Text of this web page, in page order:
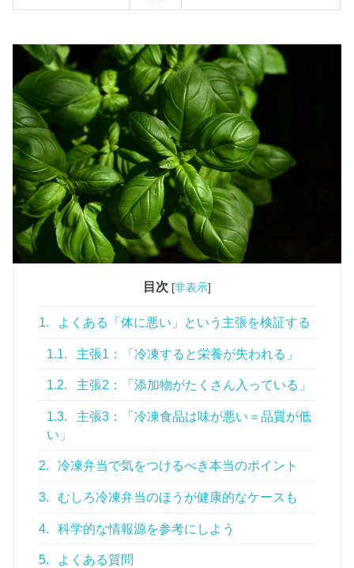
目次 [非表示]
1. よくある「体に悪い」という主張を検証する
1.1. 主張1：「冷凍すると栄養が失われる」
1.2. 主張2：「添加物がたくさん入っている」
1.3.
主張3：「冷凍食品は味が悪い＝品質が低
い」
2. 冷凍弁当で気をつけるべき本当のポイント
3. むしろ冷凍弁当のほうが健康的なケースも
4. 科学的な情報源を参考にしよう
5. よくある質問